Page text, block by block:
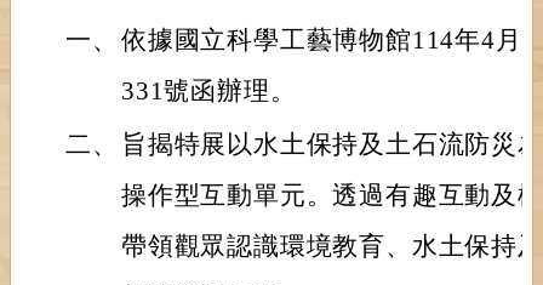
一、 依據國立科學工藝博物館114年4月
331號函辦理。
二、
旨揭特展以水土保持及土石流防災
操作型互動單元。透過有趣互動及
帶領觀眾認識環境教育、水土保持